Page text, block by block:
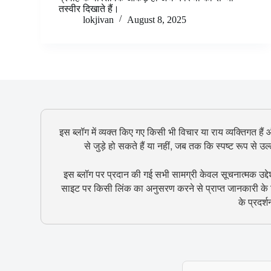
तस्वीर दिखाते हैं।
lokjivan
August 8, 2025
इस ब्लॉग में व्यक्त किए गए किसी भी विचार या राय
से जुड़े हो सकते हैं या नहीं, जब तक कि स्पष्ट रूप से
इस ब्लॉग पर प्रदान की गई सभी सामग्री केवल सूचनात्मक
साइट पर किसी लिंक का अनुसरण करने से प्राप्त जानकारी के
के